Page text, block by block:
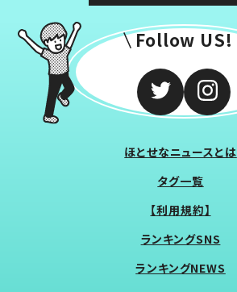
Follow US!
ほとせなニュースとは
タグ一覧
【利用規約】
ランキングSNS
ランキングNEWS